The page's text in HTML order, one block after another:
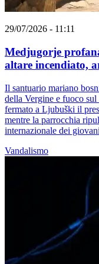
29/07/2026 - 11:11
Medjugorje
altare incendiato,
Il santuario mariano
della Vergine e fuoco
fermato a Ljubuški il
mentre la parrocchia
internazionale dei
Vandalismo